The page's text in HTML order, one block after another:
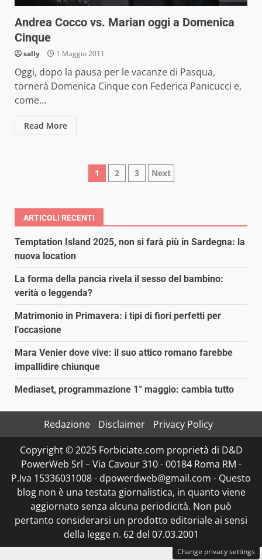
Andrea Cocco vs. Marian oggi a Domenica
Cinque
sally 1 Maggio 2011
Oggi, dopo la pausa per le vacanze di Pasqua,
tornerà Domenica Cinque con Federica Panicucci e,
come...
Read More
Paginazione
articoli
1 2 3 Next
ARTICOLI RECENTI
Temptation Island 2025, non si farà più in Sardegna: la
nuova location
La forma della pancia rivela il sesso del bambino:
verità o leggenda?
Matrimonio in Primavera: i tipi di fiori perfetti per
l’occasione
Mara Venier dove vive: il suo attico romano farebbe
impallidire chiunque
Mediaset, programmazione 1° maggio: cambia tutto
Redazione Disclaimer
Privacy Policy
Copyright © 2025 Forbiciate.com proprietà di D&D
PowerWeb Srl – Via Cavour 310 - 00184 Roma RM -
P.Iva 15336031008 - dpowerdweb@gmail.com - Questo
blog non è una testata giornalistica, in quanto viene
aggiornato senza alcuna periodicità. Non può
pertanto considerarsi un prodotto editoriale ai sensi
della legge n. 62 del 07.03.2001
Change privacy settings